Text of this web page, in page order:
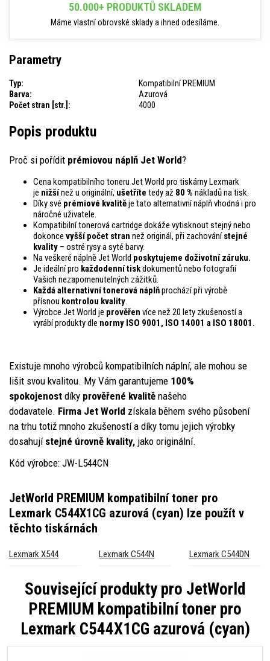
50.000+ PRODUKTŮ SKLADEM
Máme vlastní obrovské sklady a ihned odesíláme.
Parametry
Typ:
Kompatibilní PREMIUM
Barva:
Azurová
Počet stran [str.]:
4000
Popis produktu
Proč si pořídit prémiovou náplň Jet World?
Cena kompatibilního toneru Jet World pro tiskárny Lexmark
je nižšínež u originální, ušetříte tedy až 80 % nákladů na tisk.
Díky své prémiové kvalitěje tato alternativní náplň vhodná i pro
náročné uživatele.
Kompatibilní tonerová cartridge dokáže vytisknout stejný nebo
dokonce vyšší počet stran než originál, při zachovánístejné
kvality – ostré rysy a syté barvy.
Na veškeré náplně Jet World poskytujeme doživotní záruku.
Je ideální pro každodenní tiskdokumentů nebo fotografií
Vašich nezapomenutelných zážitků.
Každá alternativní tonerová náplňprochází při výrobě
přísnou kontrolou kvality.
Výrobce Jet World je prověřen více než 20 lety zkušeností a
vyrábí produkty dle normy ISO 9001, ISO 14001 a ISO 18001.
Existuje mnoho výrobců kompatibilních náplní, ale mohou se
lišit svou kvalitou. My Vám garantujeme 100%
spokojenost díky prověřené kvalitě našeho
dodavatele. Firma Jet World získala během svého působení
na trhu totiž mnoho zkušeností a díky tomu jejich výrobky
dosahují stejné úrovně kvality, jako originální.
Kód výrobce: JW-L544CN
JetWorld PREMIUM kompatibilní toner pro
Lexmark C544X1CG azurová (cyan) lze použít v
těchto tiskárnách
Lexmark X544 Lexmark C544N Lexmark C544DN
Související produkty pro JetWorld
PREMIUM kompatibilní toner pro
Lexmark C544X1CG azurová (cyan)